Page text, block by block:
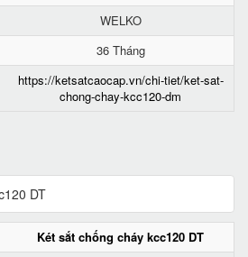
WELKO
36 Tháng
https://ketsatcaocap.vn/chi-tiet/ket-sat-
chong-chay-kcc120-dm
Két sắt chống cháy kcc120 DT